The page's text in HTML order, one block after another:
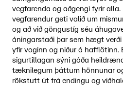
vegfarenda og aðgengi fyrir
vegfarendur geti valið um
og að við göngustíg séu
áningarstaði þar sem hægt
yfir voginn og niður á hafflötinn.
sigurtillagan sýni góða
tæknilegum þáttum hönnunar
rökstutt út frá endingu og